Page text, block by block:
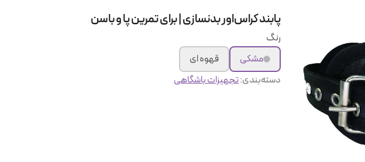
پابند کراس‌اور بدنسازی | برای تمرین پا و باسن
رنگ
مشکی
قهوه ای
دسته‌بندی:تجهیزات باشگاهی